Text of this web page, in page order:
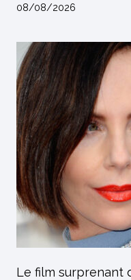
08/08/2026
Le film surprenant